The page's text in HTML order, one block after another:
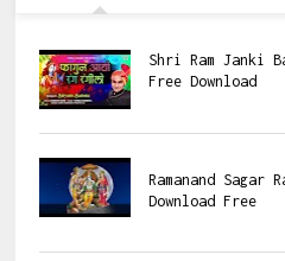
Shri Ram Janki
Free Download
Ramanand Sagar
Download Free